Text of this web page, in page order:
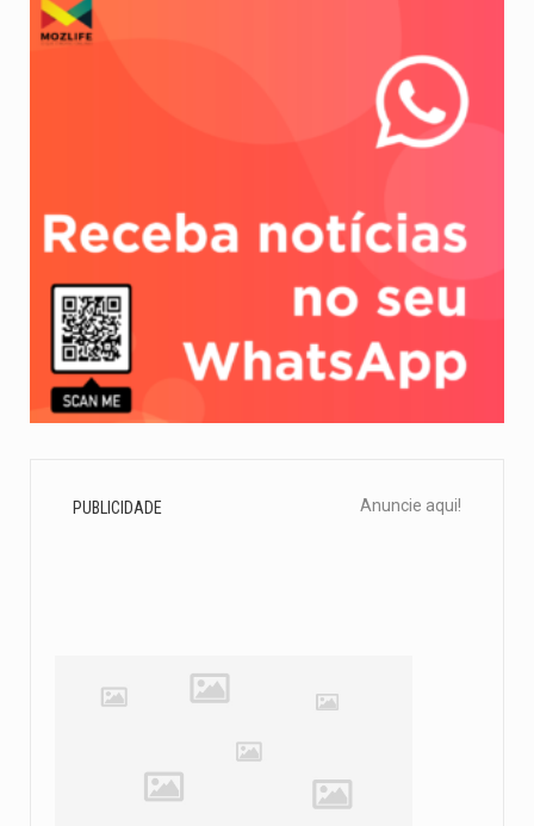
PUBLICIDADE Anuncie aqui!